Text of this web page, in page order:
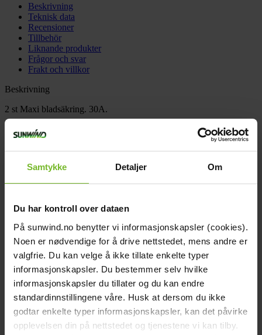
Samtykke Detaljer Om
Du har kontroll over dataen
På sunwind.no benytter vi informasjonskapsler (cookies).
Noen er nødvendige for å drive nettstedet, mens andre er
valgfrie. Du kan velge å ikke tillate enkelte typer
informasjonskapsler. Du bestemmer selv hvilke
informasjonskapsler du tillater og du kan endre
standardinnstillingene våre. Husk at dersom du ikke
godtar enkelte typer informasjonskapsler, kan det påvirke
opplevelsen din på nettstedet og tjenestene vi kan tilby.
Beskrivning
Teknisk data
Recensioner
Tillbehör
Liknande produkter
Frågor och svar
Frakt och villkor
Beskrivning
2 st Maxi bladsäkring. 30A.
Teknisk data
Vikt (kg):0,01
Varumärke:Sunwind
Bredd (cm):3
Höjd (cm):14
Recensioner
Tillbehör
Köp fler få 15%